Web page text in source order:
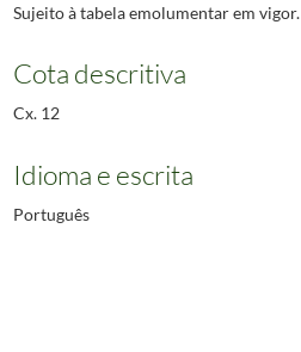
Sujeito à tabela emolumentar em vigor.
Cota descritiva
Cx. 12
Idioma e escrita
Português